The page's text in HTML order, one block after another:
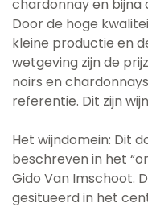
chardonnay en bijna
Door de hoge
kleine productie en
wetgeving zijn de
noirs en
referentie. Dit zijn
Het wijndomein: Dit
beschreven in het
Gido Van Imschoot.
gesitueerd in het